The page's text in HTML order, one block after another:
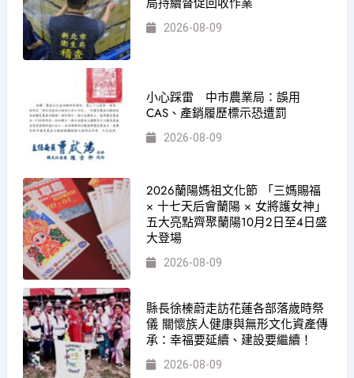
2026-08-09
小心踩雷 中市農業局：誤用
CAS、產銷履歷標示恐遭罰
2026-08-09
2026蘭陽媽祖文化節 「三媽賜福
× 十七天后會蘭陽 × 女將護女神」
五大亮點齊聚蘭陽10月2日至4日盛
大登場
2026-08-09
縣長徐榛蔚走訪花蓮各部落歲時祭
儀 關懷族人健康與無形文化資產傳
承：幸福要延續、建設要繼續！
2026-08-09